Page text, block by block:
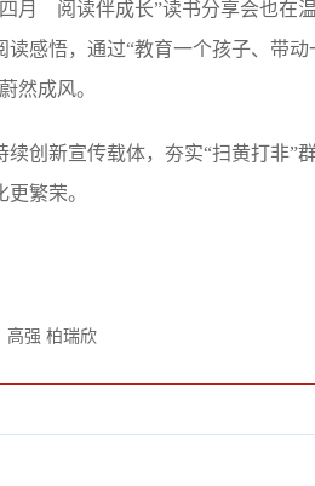
月 阅读伴成长”读书分享会也在
感悟，通过“教育一个孩子、带
然成风。
新宣传载体，夯实“扫黄打非”
繁荣。
强 柏瑞欣